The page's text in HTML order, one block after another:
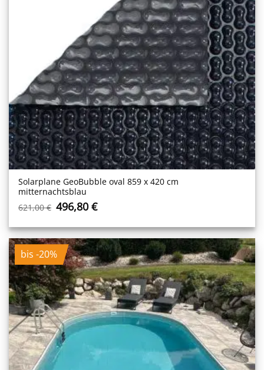
Solarplane GeoBubble oval 859 x 420 cm
mitternachtsblau
621,00€ Ursprünglicher
Preis
war:
621,00 €
496,80€Aktueller
ist:
496,80 €.
bis -20%